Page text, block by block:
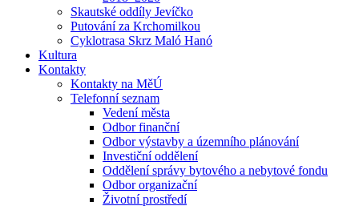
Skautské oddíly Jevíčko
Putování za Krchomilkou
Cyklotrasa Skrz Maló Hanó
Kultura
Kontakty
Kontakty na MěÚ
Telefonní seznam
Vedení města
Odbor finanční
Odbor výstavby a územního plánování
Investiční oddělení
Oddělení správy bytového a nebytové fondu
Odbor organizační
Životní prostředí